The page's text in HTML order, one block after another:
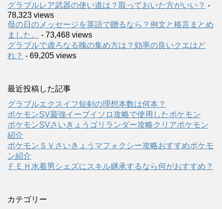
グラブルレア武器の使い道は？取っておいた方がいい？ -
78,323 views
母の日のメッセージを英語で贈るなら？例文と格言まとめ
ました。
- 73,468 views
グラブルで虚ろなる魄の集め方は？効率の良いクエはど
れ？ - 69,205 views
最近投稿した記事
グラブルエクスイフ短剣の理想本数は何本？
ポケモンSV最強イーブイソロ攻略で使用したポケモン
ポケモンSVさいきょうゴリランダー攻略クリアポケモン
紹介
ポケモンＳＶさいきょうマフォクシー攻略おすすめポケモ
ン紹介
ＦＥＨ水着男シェズにスキル継承するなら何がおすすめ？
カテゴリー